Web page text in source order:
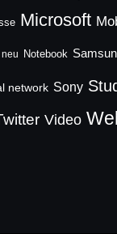
Microsoft
neu Notebook
network Sony
Video